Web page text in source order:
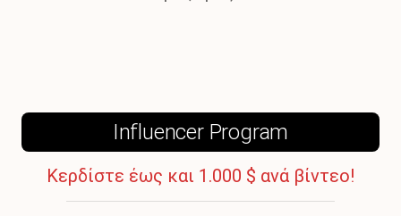
Influencer Program
Κερδίστε έως και 1.000 $ ανά βίντεο!